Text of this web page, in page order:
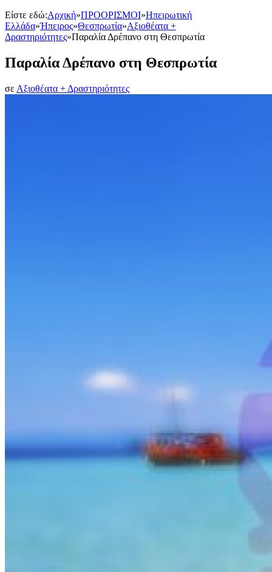
Είστε εδώ:Αρχική»ΠΡΟΟΡΙΣΜΟΙ»Ηπειρωτική
Ελλάδα»Ήπειρος»Θεσπρωτία»Αξιοθέατα +
Δραστηριότητες»Παραλία Δρέπανο στη Θεσπρωτία
Παραλία Δρέπανο στη Θεσπρωτία
σε Αξιοθέατα + Δραστηριότητες